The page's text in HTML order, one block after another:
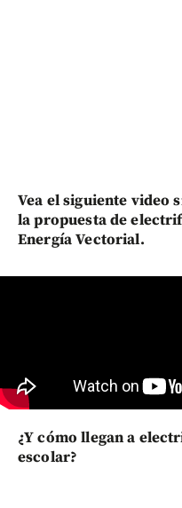
Vea el siguiente video
la propuesta de
Energía Vectorial.
¿Y cómo llegan a
escolar?